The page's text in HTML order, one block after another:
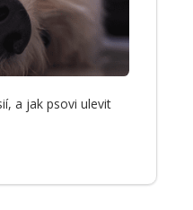
a jak psovi ulevit